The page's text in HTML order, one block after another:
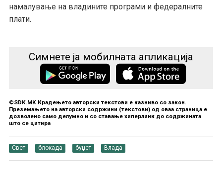
намалување на владините програми и федералните
плати.
Симнете ја мобилната апликација
©SDK.MK Крадењето авторски текстови е казниво со закон.
Преземањето на авторски содржини (текстови) од оваа страница е
дозволено само делумно и со ставање хиперлинк до содржината
што се цитира
Свет блокада буџет Влада